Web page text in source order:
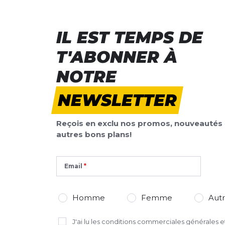
IL EST TEMPS DE
T'ABONNER À
NOTRE
NEWSLETTER
Reçois en exclu nos promos, nouveautés
autres bons plans!
Email
Homme Femme
J'ai lu les conditions commerciales générales